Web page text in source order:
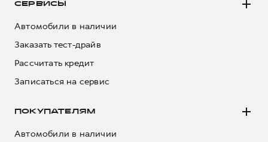
СЕРВИСЫ
Автомобили в наличии
Заказать тест-драйв
Рассчитать кредит
Записаться на сервис
ПОКУПАТЕЛЯМ
Автомобили в наличии